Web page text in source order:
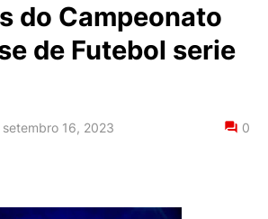
do Campeonato
de Futebol serie
setembro 16, 2023 0